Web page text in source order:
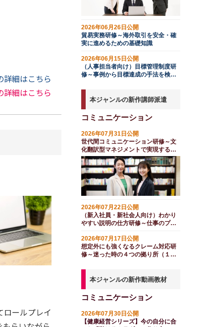
詳細はこちら
詳細はこちら
ロールプレイ
2026年06月26日公開
貿易実務研修～海外取引を安全・確
実に進めるための基礎知識
2026年06月15日公開
（人事担当者向け）目標管理制度研
修～事例から目標達成の手法を検討
本ジャンルの新作講師派遣
コミュニケーション
2026年07月31日公開
世代間コミュニケーション研修～文
化翻訳型マネジメントで実現する
（１日間）
2026年07月22日公開
（新入社員・新社会人向け）わかり
やすい説明の仕方研修～仕事のプレ
2026年07月17日公開
想定外にも強くなるクレーム対応研
修～迷った時の４つの拠り所（１日
本ジャンルの新作動画教材
コミュニケーション
2026年07月30日公開
【健康経営シリーズ】今の自分に合